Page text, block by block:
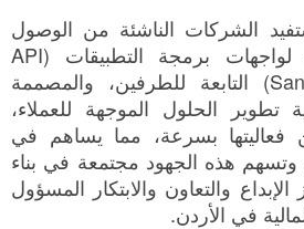
الشركات الناشئة من الوصول
إلى البيئات التجريبية لواجهات برمجة التطبيقات (API
Sandbox Environments) التابعة للطرفين، والمصممة
تطوير الحلول الموجهة للعملاء،
فعاليتها بسرعة، مما يساهم في
وتسهم هذه الجهود مجتمعة في بناء
والتعاون والابتكار المسؤول
في الأردن.